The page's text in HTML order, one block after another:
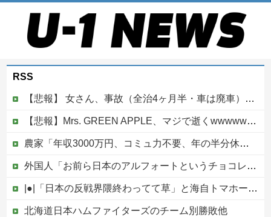
RSS
【悲報】 女さん、事故（全治4ヶ月半・車は廃車）でぶつけられた相手と付き合ってしまうｗｗｗｗｗｗｗｗ
【悲報】Mrs. GREEN APPLE、マジで逝くwwwwww
農家「年収3000万円、コミュ力不要、年の半分休み、午前で終わる仕事」←コイツ
外国人「お前ら日本のアルフォートというチョコレート知ってる？」
|●|「日本の反戦界隈終わってて草」と海自トマホークへの例の界隈の反応が話題に、今になって存在に気付いてしまった結果……
北海道日本ハムファイターズのチーム別勝敗他